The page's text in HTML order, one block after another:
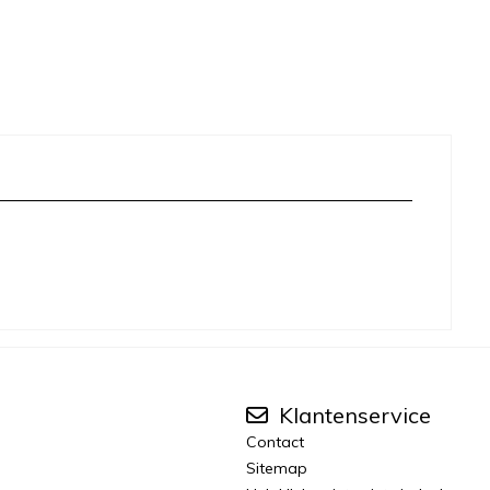
Klantenservice
Contact
Sitemap